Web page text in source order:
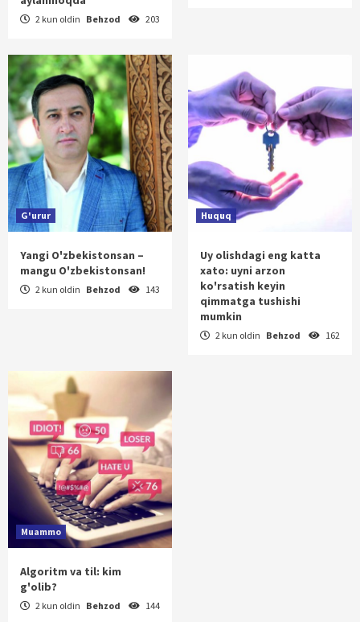
2 kun oldin Behzod 203
G'urur
Yangi O'zbekistonsan –
mangu O'zbekistonsan!
2 kun oldin Behzod 143
Huquq
Uy olishdagi eng katta
xato: uyni arzon
ko'rsatish keyin
qimmatga tushishi
mumkin
2 kun oldin Behzod 162
Muammo
Algoritm va til: kim
g'olib?
2 kun oldin Behzod 144